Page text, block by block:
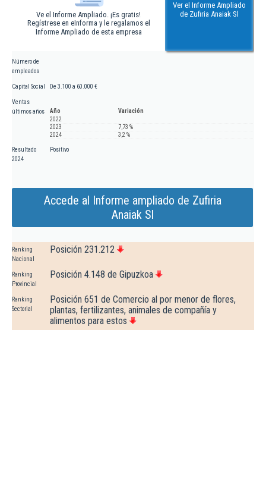
Ve el Informe Ampliado. ¡Es gratis!
Regístrese en eInforma y le regalamos el
Informe Ampliado de esta empresa
Ver el Informe Ampliado
de Zufiria Anaiak Sl
Número de
empleados
Capital Social De 3.100 a 60.000 €
Ventas
últimos años
Año
Variación
2022
2023
7,73 %
2024
3,2 %
Resultado
2024
Positivo
Accede al Informe ampliado de Zufiria
Anaiak Sl
Ranking
Nacional
Posición 231.212
Ranking
Provincial
Posición 4.148 de Gipuzkoa
Ranking
Sectorial
Posición 651 de Comercio al por menor de flores,
plantas, fertilizantes, animales de compañía y
alimentos para estos